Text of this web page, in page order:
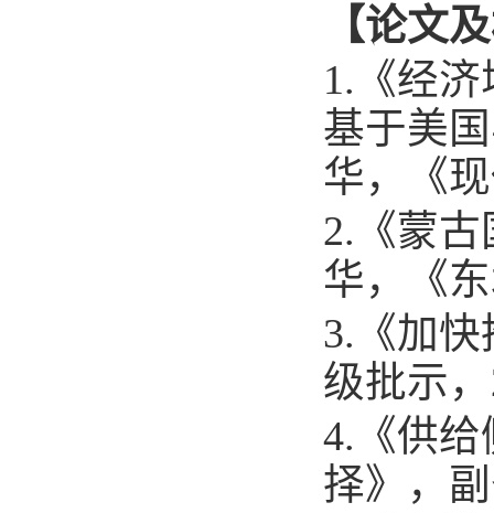
【论文
1. 《经
基于美
华，《
2. 《蒙
华，《
3. 《加
级批示，
4. 《供
择》，